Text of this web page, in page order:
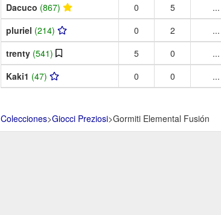
Dacuco (867) 0 5
...
pluriel (214) 0 2
...
trenty (541) 5 0
...
Kaki1 (47) 0 0 ...
Colecciones>Giocci Preziosi>Gormiti Elemental Fusión